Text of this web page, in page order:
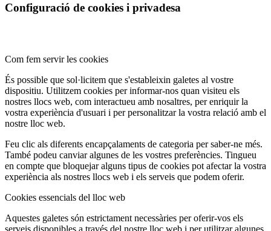
Configuració de cookies i privadesa
Com fem servir les cookies
És possible que sol·licitem que s'estableixin galetes al vostre
dispositiu. Utilitzem cookies per informar-nos quan visiteu els
nostres llocs web, com interactueu amb nosaltres, per enriquir la
vostra experiència d'usuari i per personalitzar la vostra relació amb el
nostre lloc web.
Feu clic als diferents encapçalaments de categoria per saber-ne més.
També podeu canviar algunes de les vostres preferències. Tingueu
en compte que bloquejar alguns tipus de cookies pot afectar la vostra
experiència als nostres llocs web i els serveis que podem oferir.
Cookies essencials del lloc web
Aquestes galetes són estrictament necessàries per oferir-vos els
serveis disponibles a través del nostre lloc web i per utilitzar algunes